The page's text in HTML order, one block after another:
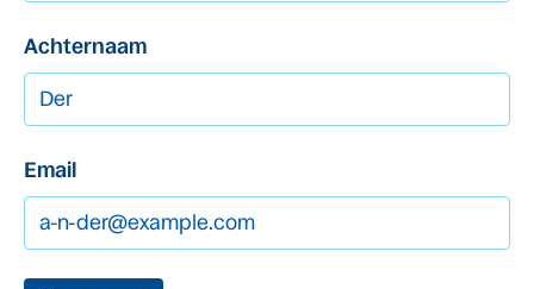
Achternaam
Email